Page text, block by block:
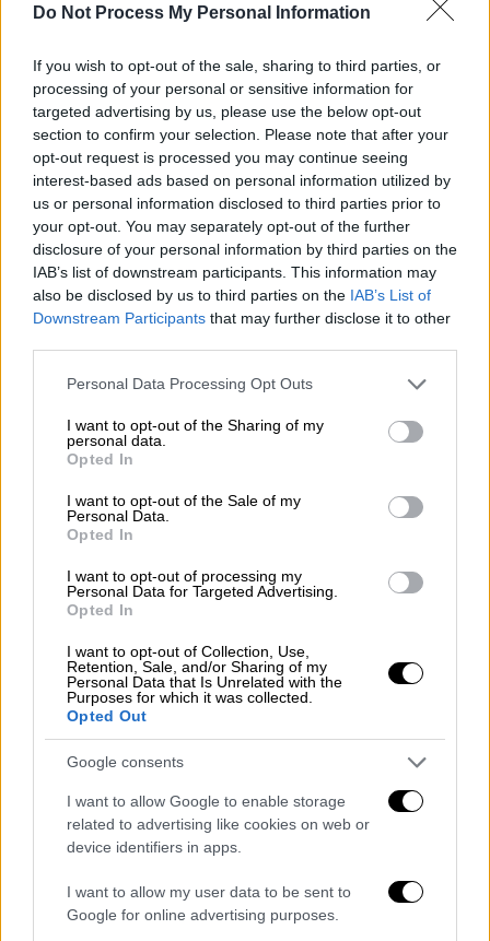
Do Not Process My Personal Information
If you wish to opt-out of the sale, sharing to third parties, or
processing of your personal or sensitive information for
targeted advertising by us, please use the below opt-out
section to confirm your selection. Please note that after your
opt-out request is processed you may continue seeing
interest-based ads based on personal information utilized by
us or personal information disclosed to third parties prior to
your opt-out. You may separately opt-out of the further
disclosure of your personal information by third parties on the
IAB’s list of downstream participants. This information may
also be disclosed by us to third parties on the IAB’s List of
Downstream Participants that may further disclose it to other
Please note that this website/app uses one or more Google
not limited to your visit or usage behaviour. You may click to
grant or deny consent to Google and its third-party tags to
use your data for below specified purposes in below Google
consent section.
Personal Data Processing Opt Outs
I want to opt-out of the Sharing of my
personal data.
Opted In
I want to opt-out of the Sale of my
Personal Data.
Opted In
I want to opt-out of processing my
Personal Data for Targeted Advertising.
Opted In
I want to opt-out of Collection, Use,
Retention, Sale, and/or Sharing of my
Personal Data that Is Unrelated with the
Purposes for which it was collected.
Opted Out
Google consents
I want to allow Google to enable storage
related to advertising like cookies on web or
device identifiers in apps.
I want to allow my user data to be sent to
Google for online advertising purposes.
Συνταγές|01.03.2023 13:38
Του φούρνου - Πένες ογκρατέν με αρακά
και καρότα
Τα ζυμαρικά στο φούρνο είναι πιάτο
καλοδεχούμενο από μικρούς και μεγάλους.
πένες με λαχανικά, τυρί και μπεσαμέλ.
Food & Drink|07.02.2023 08:10
Παστίτσιο, πίτα του βοσκού, σουφλέ με
ψωμί του τοστ: Τρεις λαχταριστές
συνταγές του ταψιού – Δείτε βίντεο